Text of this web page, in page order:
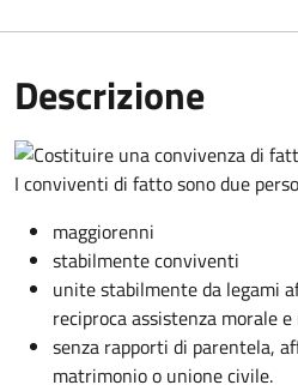
Descrizione
I conviventi di fatto sono due
maggiorenni
stabilmente conviventi
unite stabilmente da legami
reciproca assistenza morale
senza rapporti di parentela,
matrimonio o unione civile.